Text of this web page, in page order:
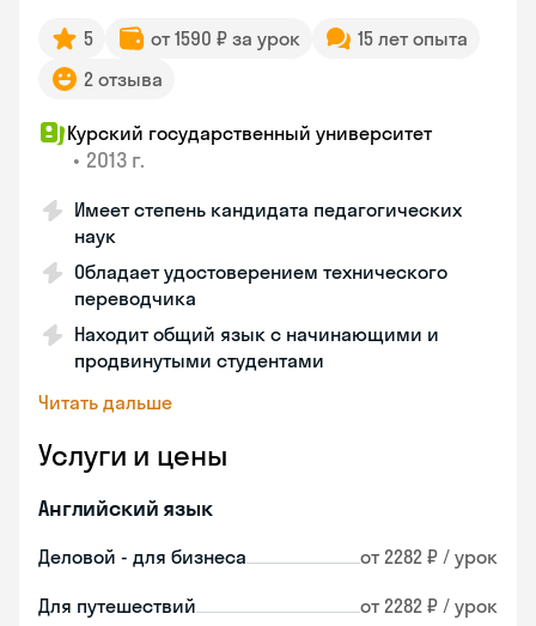
5 от 1590 ₽ за урок
15 лет опыта
2 отзыва
Курский государственный университет
• 2013 г.
Имеет степень кандидата педагогических
наук
Обладает удостоверением технического
переводчика
Находит общий язык с начинающими и
продвинутыми студентами
Читать дальше
Услуги и цены
Английский язык
Деловой - для бизнеса от 2282 ₽ / урок
Для путешествий от 2282 ₽ / урок